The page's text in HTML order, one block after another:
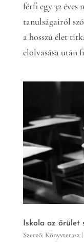
férfi egy 32
tanulságairól
a hosszú élet
elolvasása után
Iskola az őrület
Szerző: Könyvterasz|